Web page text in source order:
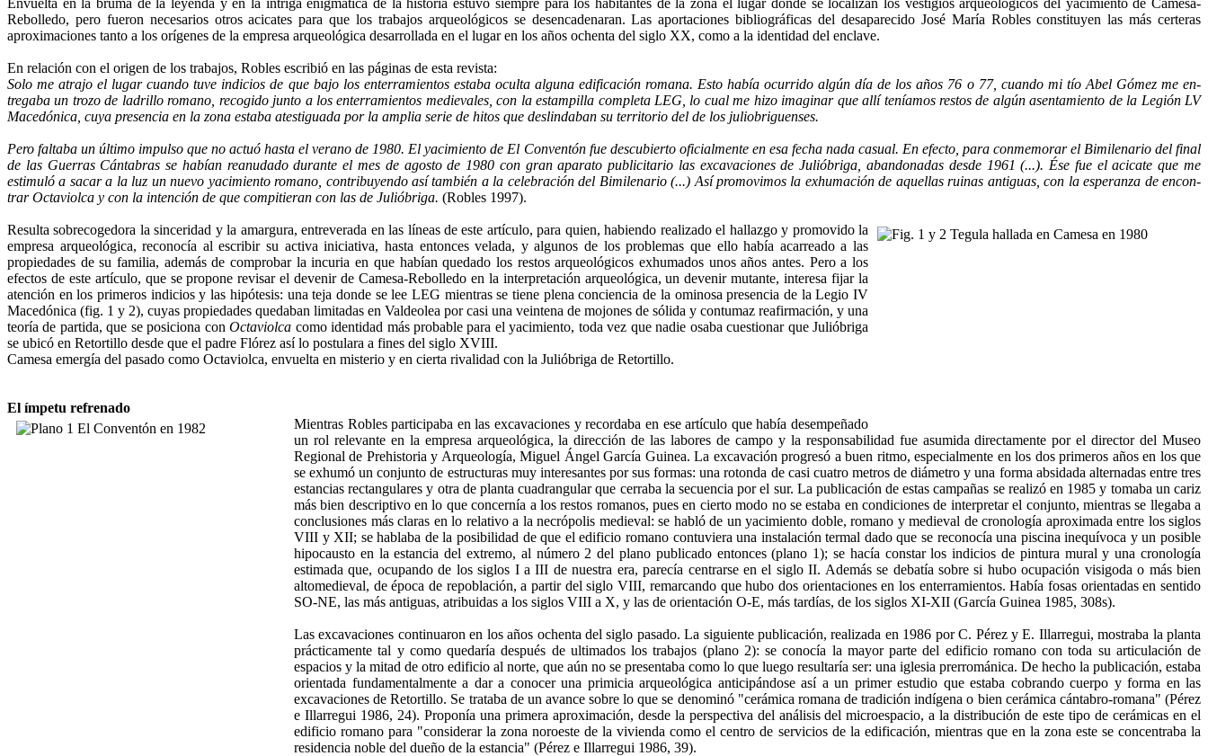
Rebolledo, pero fueron necesarios otros acicates para que los trabajos arqueológicos se desencadenaran. Las aportaciones bibliográficas del desaparecido José María Robles constituyen las más certeras
aproximaciones tanto a los orígenes de la empresa arqueológica desarrollada en el lu­gar en los años ochenta del siglo XX, como a la identidad del enclave.
En relación con el origen de los trabajos, Robles escribió en las páginas de esta revista:
Solo me atrajo el lugar cuando tuve indicios de que bajo los enterramientos estaba oculta alguna edifi­cación romana. Esto había ocurrido algún día de los años 76 o 77, cuando mi tío Abel Gómez me en­
tregaba un trozo de ladrillo romano, recogido junto a los enterramientos medievales, con la estampilla completa LEG, lo cual me hizo imaginar que allí te­níamos restos de algún asentamiento de la Legión LV
Macedónica, cuya presencia en la zona estaba ates­tiguada por la amplia serie de hitos que deslindaban su territorio del de los juliobriguenses.
Pero faltaba un último impulso que no actuó hasta el verano de 1980. El yacimiento de El Conventón fue descubierto oficialmente en esa fecha nada casual. En efecto, para conmemorar el Bimilenario del final
de las Guerras Cántabras se habían reanu­dado durante el mes de agosto de 1980 con gran aparato publicitario las excavaciones de Julióbriga, abandonadas desde 1961 (...). Ése fue el acicate que me
estimuló a sacar a la luz un nuevo yacimiento ro­mano, contribuyendo así también a la celebración del Bimilenario (...) Así promovimos la exhumación de aquellas ruinas antiguas, con la esperanza de encon­
trar Octaviolca y con la intención de que compitieran con las de Julióbriga. (Robles 1997).
Resulta sobrecogedora la sinceridad y la amar­gura, entreverada en las líneas de este artículo, para quien, habiendo realizado el hallazgo y promovido la
empresa arqueológica, reconocía al escribir su activa iniciativa, hasta entonces velada, y algunos de los problemas que ello había acarreado a las
propiedades de su familia, además de comprobar la incuria en que habían quedado los restos arqueo­lógicos exhumados unos años antes. Pero a los
efectos de este artículo, que se propone revisar el devenir de Camesa-Rebolledo en la interpretación arqueológica, un devenir mutante, interesa fijar la
atención en los primeros indicios y las hipótesis: una teja donde se lee LEG mientras se tiene plena conciencia de la ominosa presencia de la Legio IV
Macedónica (fig. 1 y 2), cuyas propiedades quedaban limitadas en Valdeolea por casi una veintena de mojones de sólida y contumaz reafirmación, y una
teoría de partida, que se posiciona con Octaviolca como identidad más probable para el yaci­miento, toda vez que nadie osaba cuestionar que Julióbriga
se ubicó en Retortillo desde que el padre Flórez así lo postulara a fines del siglo XVIII.
Camesa emergía del pasado como Octaviolca, envuelta en misterio y en cierta rivalidad con la Julióbriga de Retortillo.
El ímpetu refrenado
Mientras Robles participaba en las excavaciones y recordaba en ese artículo que había desempeñado
un rol relevante en la empresa arqueológica, la di­rección de las labores de campo y la responsabilidad fue asumida directamente por el director del Museo
Regional de Prehistoria y Arqueología, Miguel Án­gel García Guinea. La excavación progresó a buen ritmo, especialmente en los dos primeros años en los que
se exhumó un conjunto de estructuras muy interesantes por sus formas: una rotonda de casi cuatro metros de diámetro y una forma absidada al­ternadas entre tres
estancias rectangulares y otra de planta cuadrangular que cerraba la secuencia por el sur. La publicación de estas campañas se realizó en 1985 y tomaba un cariz
más bien descriptivo en lo que concernía a los restos romanos, pues en cierto modo no se estaba en condiciones de interpretar el conjunto, mientras se llegaba a
conclusiones más claras en lo relativo a la necrópolis medieval: se habló de un yacimiento doble, romano y medie­val de cronología aproximada entre los siglos
VIII y XII; se hablaba de la posibilidad de que el edificio romano contuviera una instalación termal dado que se reconocía una piscina inequívoca y un posible
hipocausto en la estancia del extremo, al número 2 del plano publicado entonces (plano 1); se hacía constar los indicios de pintura mural y una cronología
estimada que, ocupando de los siglos I a III de nuestra era, parecía centrarse en el siglo II. Además se debatía sobre si hubo ocupación visigoda o más bien
altomedieval, de época de repoblación, a partir del siglo VIII, remarcando que hubo dos orientacio­nes en los enterramientos. Había fosas orientadas en sentido
SO-NE, las más antiguas, atribuidas a los siglos VIII a X, y las de orientación O-E, más tardías, de los siglos XI-XII (García Guinea 1985, 308s).
Las excavaciones continuaron en los años ochenta del siglo pasado. La siguiente publicación, realizada en 1986 por C. Pérez y E. Illarregui, mos­traba la planta
prácticamente tal y como quedaría después de ultimados los trabajos (plano 2): se co­nocía la mayor parte del edificio romano con toda su articulación de
espacios y la mitad de otro edifi­cio al norte, que aún no se presentaba como lo que luego resultaría ser: una iglesia prerrománica. De hecho la publicación, estaba
orientada fundamentalmente a dar a conocer una primicia arqueológi­ca anticipándose así a un primer estudio que estaba cobrando cuerpo y forma en las
excavaciones de Retortillo. Se trataba de un avance sobre lo que se denominó "cerámica romana de tradición indígena o bien cerámica cántabro-romana" (Pérez
e Illarregui 1986, 24). Proponía una primera aproximación, desde la perspectiva del análisis del microespacio, a la distribución de este tipo de cerámicas en el
edifi­cio romano para "considerar la zona noroeste de la vivienda como el centro de servicios de la edifica­ción, mientras que en la zona este se concentraba la
residencia noble del dueño de la estancia" (Pérez e Illarregui 1986, 39).